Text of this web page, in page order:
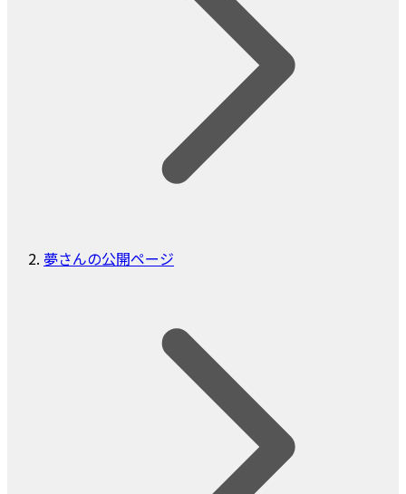
夢さんの公開ページ